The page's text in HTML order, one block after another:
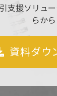
支援ソリュ
らから
資料ダウ